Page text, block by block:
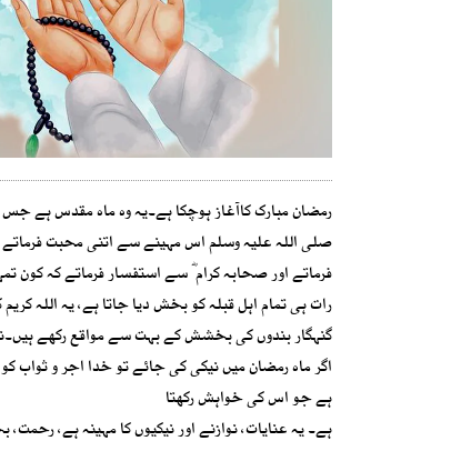
رمضان مبارک کاآغاز ہوچکا ہے۔یہ وہ ماہ مقدس ہے
صلی اللہ علیہ وسلم اس مہینے سے اتنی محبت
فرماتے اور صحابہ کرام ؓ سے استفسار فرماتے کہ کون
رات ہی تمام اہل قبلہ کو بخش دیا جاتا ہے، یہ اللہ
گنہگار بندوں کی بخشش کے بہت سے مواقع رکھے
اگر ماہ رمضان میں نیکی کی جائے تو خدا اجر و ثواب
ہے جو اس کی خواہش رکھتا
ہے۔ یہ عنایات، نوازنے اور نیکیوں کا مہینہ ہے،